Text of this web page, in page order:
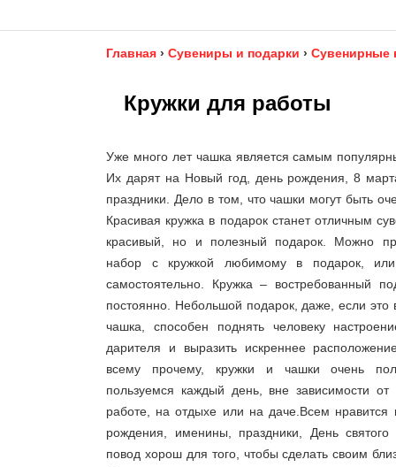
Главная › Сувениры и подарки › Сувенирные
Кружки для работы
Уже много лет чашка является самым
Их дарят на Новый год, день рождения, 8
праздники. Дело в том, что чашки могут быть
Красивая кружка в подарок станет отличным
красивый, но и полезный подарок. Можно
набор с кружкой любимому в подарок, или
самостоятельно. Кружка – востребованный
постоянно. Небольшой подарок, даже, если это
чашка, способен поднять человеку
дарителя и выразить искреннее
всему прочему, кружки и чашки очень
пользуемся каждый день, вне зависимости
работе, на отдыхе или на даче.Всем нравится
рождения, именины, праздники, День
повод хорош для того, чтобы сделать своим